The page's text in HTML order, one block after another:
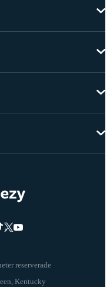
reserverade